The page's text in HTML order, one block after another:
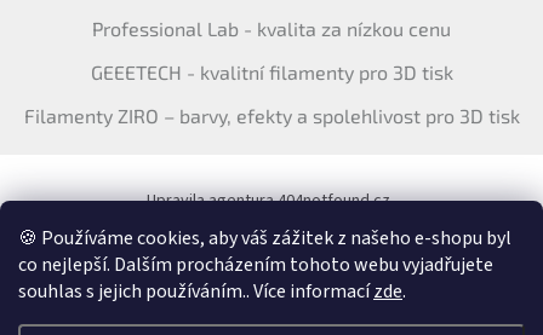
🍪 Používáme cookies, aby váš zážitek z našeho e-shopu byl
co nejlepší. Dalším procházením tohoto webu vyjadřujete
souhlas s jejich používáním.. Více informacízde.
Professional Lab - kvalita za nízkou cenu
GEEETECH - kvalitní filamenty pro 3D tisk
Filamenty ZIRO – barvy, efekty a spolehlivost pro 3D tisk
Upravila agentura 404notfound.cz
Katalog filamentů ERYONE pro ČR